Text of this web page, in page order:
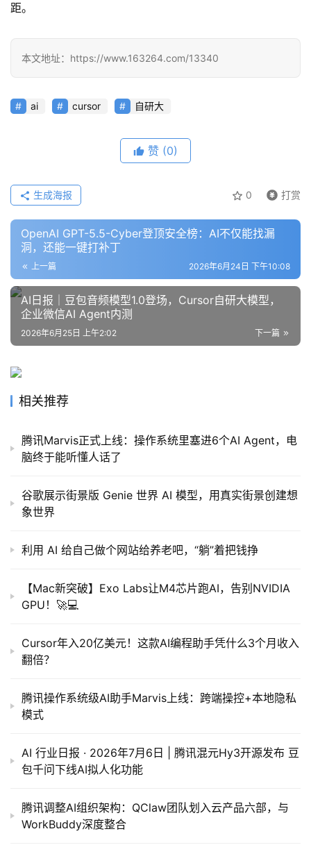
距。
本文地址：https://www.163264.com/13340
ai cursor 自研大
赞 (0)
0 打赏
生成海报
OpenAI GPT-5.5-Cyber登顶安全榜：AI不仅能找漏
洞，还能一键打补丁
上一篇 2026年6月24日 下午10:08
AI日报｜豆包音频模型1.0登场，Cursor自研大模型，
企业微信AI Agent内测
下一篇
2026年6月25日 上午2:02
相关推荐
腾讯Marvis正式上线：操作系统里塞进6个AI Agent，电
脑终于能听懂人话了
谷歌展示街景版 Genie 世界 AI 模型，用真实街景创建想
象世界
利用 AI 给自己做个网站给养老吧，“躺”着把钱挣
【Mac新突破】Exo Labs让M4芯片跑AI，告别NVIDIA
GPU！🚀💻
Cursor年入20亿美元！这款AI编程助手凭什么3个月收入
翻倍？
腾讯操作系统级AI助手Marvis上线：跨端操控+本地隐私
模式
AI 行业日报 · 2026年7月6日 | 腾讯混元Hy3开源发布 豆
包千问下线AI拟人化功能
腾讯调整AI组织架构：QClaw团队划入云产品六部，与
WorkBuddy深度整合